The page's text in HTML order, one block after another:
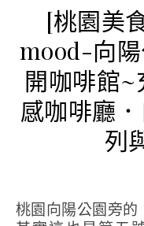
[桃園美
mood-向
開咖啡館~
感咖啡廳
列
桃園向陽公園旁的